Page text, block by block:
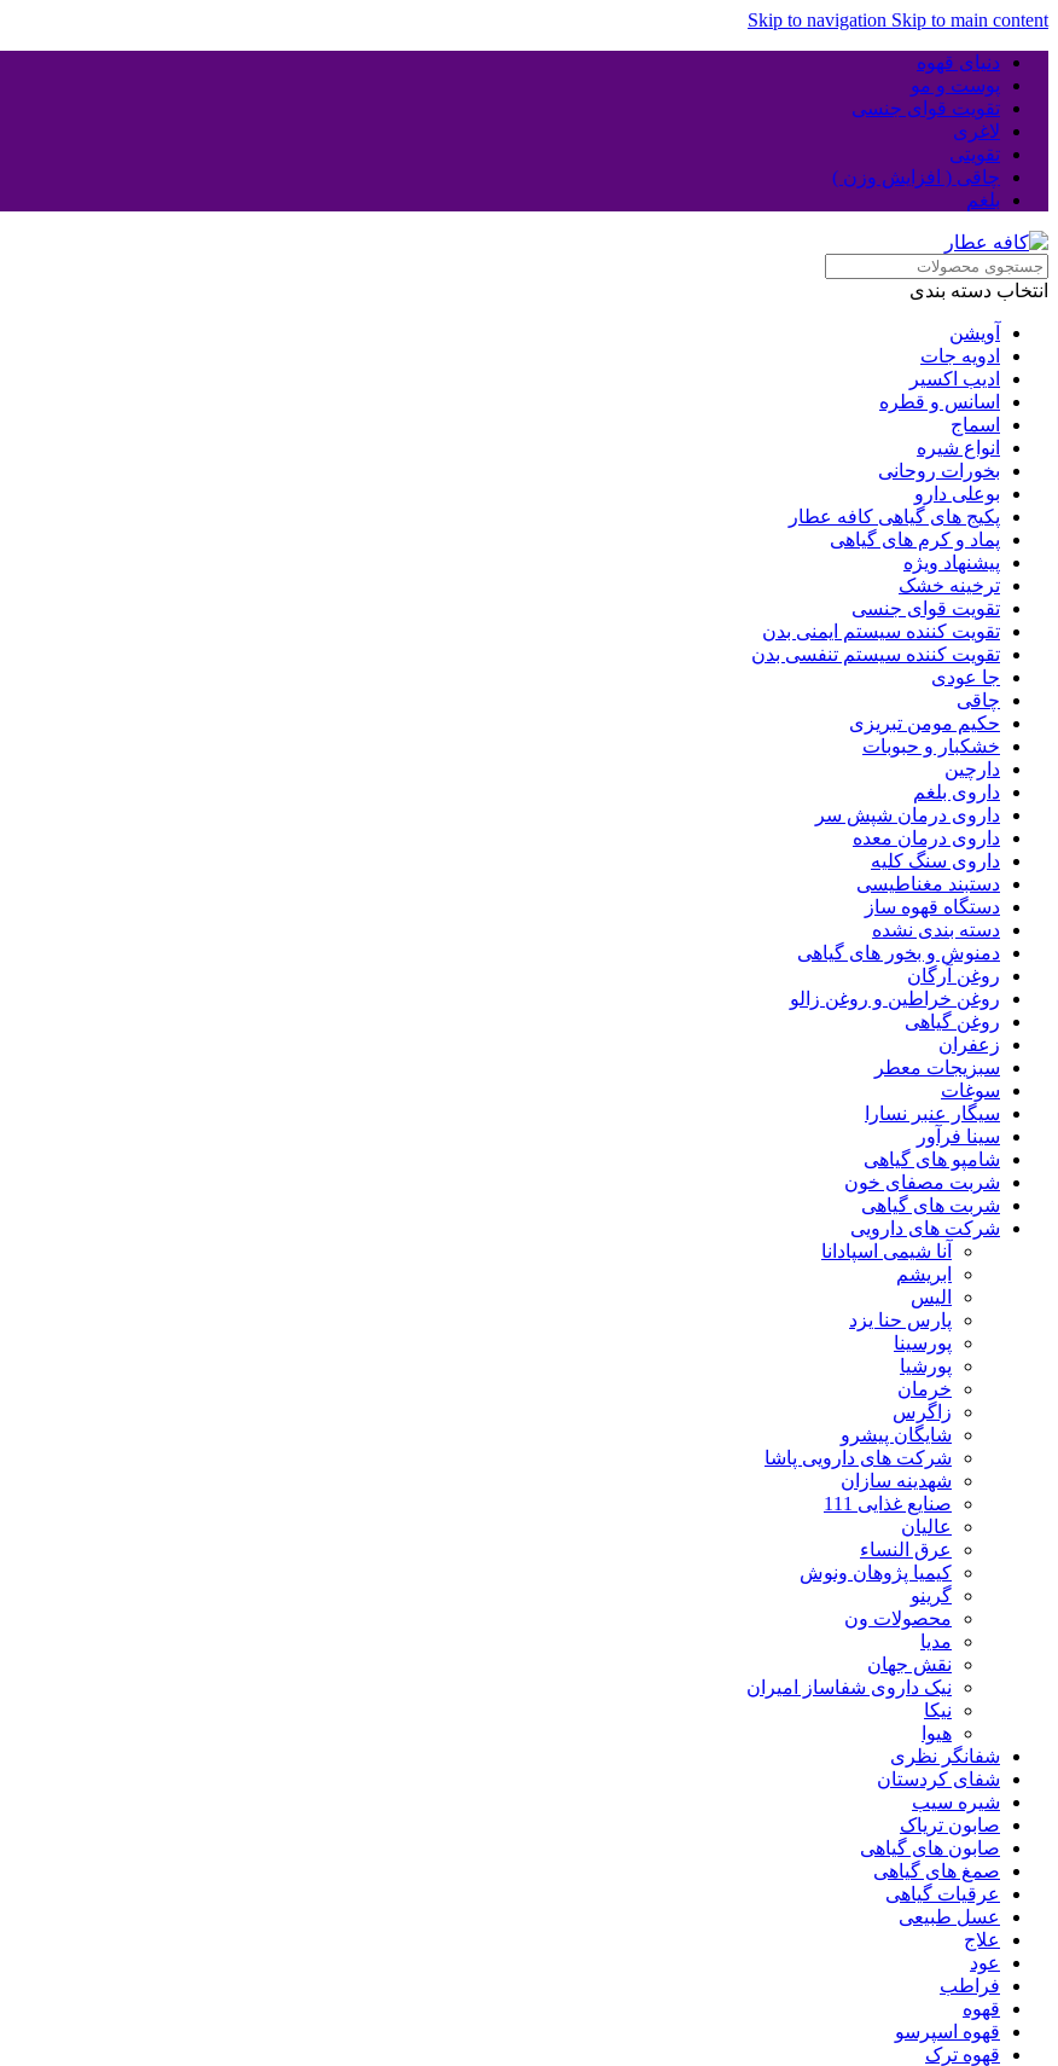
Skip to navigation Skip to main content
دنیای قهوه
پوست و مو
تقویت قوای جنسی
لاغری
تقویتی
چاقی ( افزایش وزن )
بلغم
انتخاب دسته بندی
آویشن
ادویه جات
ادیب اکسیر
اسانس و قطره
اسماج
انواع شیره
بخورات روحانی
بوعلی دارو
پکیج های گیاهی کافه عطار
پماد و کرم های گیاهی
پیشنهاد ویژه
ترخینه خشک
تقویت قوای جنسی
تقویت کننده سیستم ایمنی بدن
تقویت کننده سیستم تنفسی بدن
جا عودی
چاقی
حکیم مومن تبریزی
خشکبار و حبوبات
دارچین
داروی بلغم
داروی درمان شپش سر
داروی درمان معده
داروی سنگ کلیه
دستبند مغناطیسی
دستگاه قهوه ساز
دسته بندی نشده
دمنوش و بخور های گیاهی
روغن آرگان
روغن خراطین و روغن زالو
روغن گیاهی
زعفران
سبزیجات معطر
سوغات
سیگار عنبر نسارا
سینا فرآور
شامپو های گیاهی
شربت مصفای خون
شربت های گیاهی
شرکت های دارویی
آنا شیمی اسپادانا
ابریشم
الیس
پارس حنا یزد
پورسینا
پورشیا
خرمان
زاگرس
شایگان پیشرو
شرکت های دارویی پاشا
شهدینه سازان
صنایع غذایی 111
عالیان
عرق النساء
کیمیا پژوهان ونوش
گرینو
محصولات ون
مدیا
نقش جهان
نیک داروی شفاساز امیران
نیکا
هیوا
شفانگر نظری
شفای کردستان
شیره سیب
صابون تریاک
صابون های گیاهی
صمغ های گیاهی
عرقیات گیاهی
عسل طبیعی
علاج
عود
فراطب
قهوه
قهوه اسپرسو
قهوه ترک